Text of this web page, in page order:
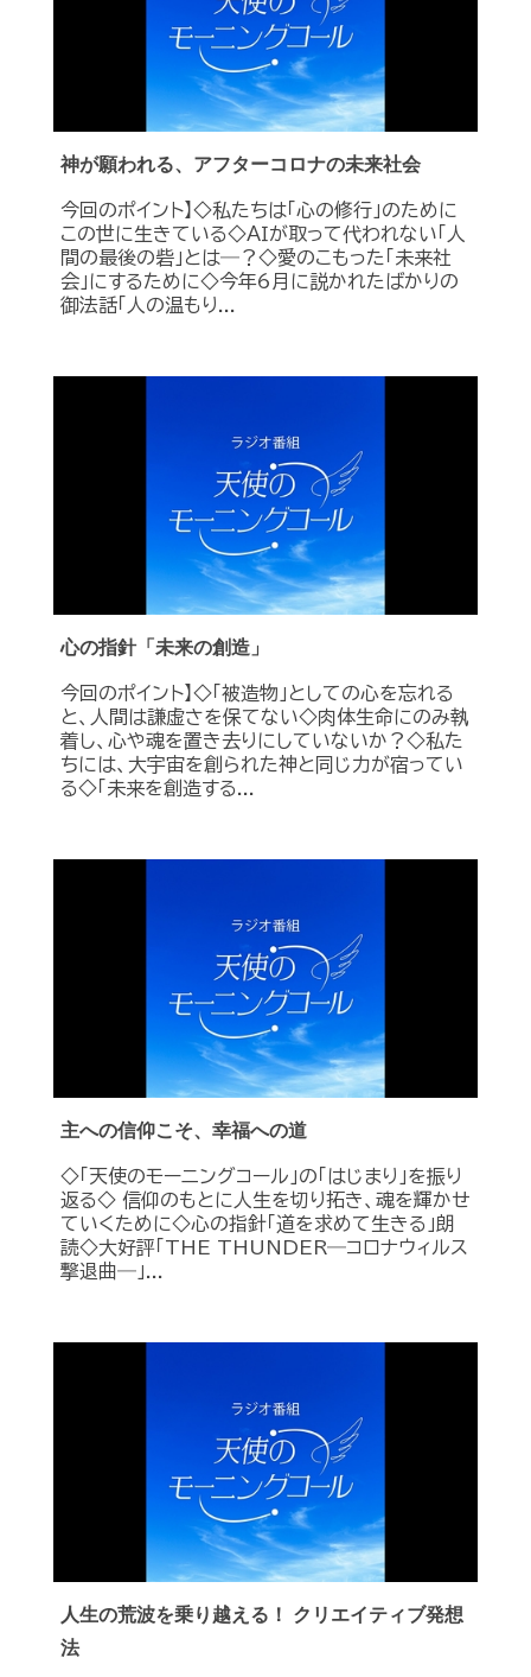
神が願われる、アフターコロナの未来社会
今回のポイント】◇私たちは「心の修行」のために
この世に生きている◇ＡＩが取って代われない「人
間の最後の砦」とは―？◇愛のこもった「未来社
会」にするために◇今年6月に説かれたばかりの
御法話「人の温もり...
心の指針「未来の創造」
今回のポイント】◇「被造物」としての心を忘れる
と、人間は謙虚さを保てない◇肉体生命にのみ執
着し、心や魂を置き去りにしていないか？◇私た
ちには、大宇宙を創られた神と同じ力が宿ってい
る◇「未来を創造する...
主への信仰こそ、幸福への道
◇「天使のモーニングコール」の「はじまり」を振り
返る◇ 信仰のもとに人生を切り拓き、魂を輝かせ
ていくために◇心の指針「道を求めて生きる」朗
読◇大好評「THE THUNDER―コロナウィルス
撃退曲―」...
人生の荒波を乗り越える！ クリエイティブ発想
法